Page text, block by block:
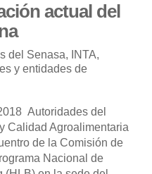
actual del
del Senasa, INTA,
y entidades de
Autoridades del
Calidad Agroalimentaria
de la Comisión de
Nacional de